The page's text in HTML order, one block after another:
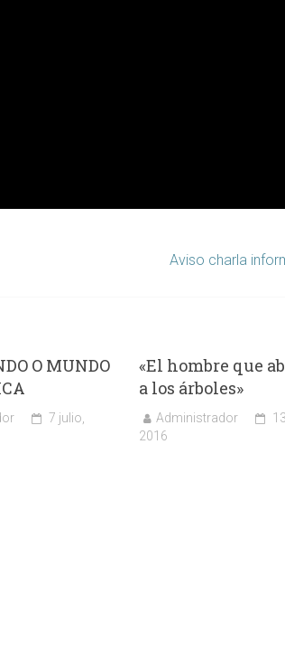
Aviso charla
O MUNDO
7 julio,
«El hombre que
a los árboles»
Administrador
2016